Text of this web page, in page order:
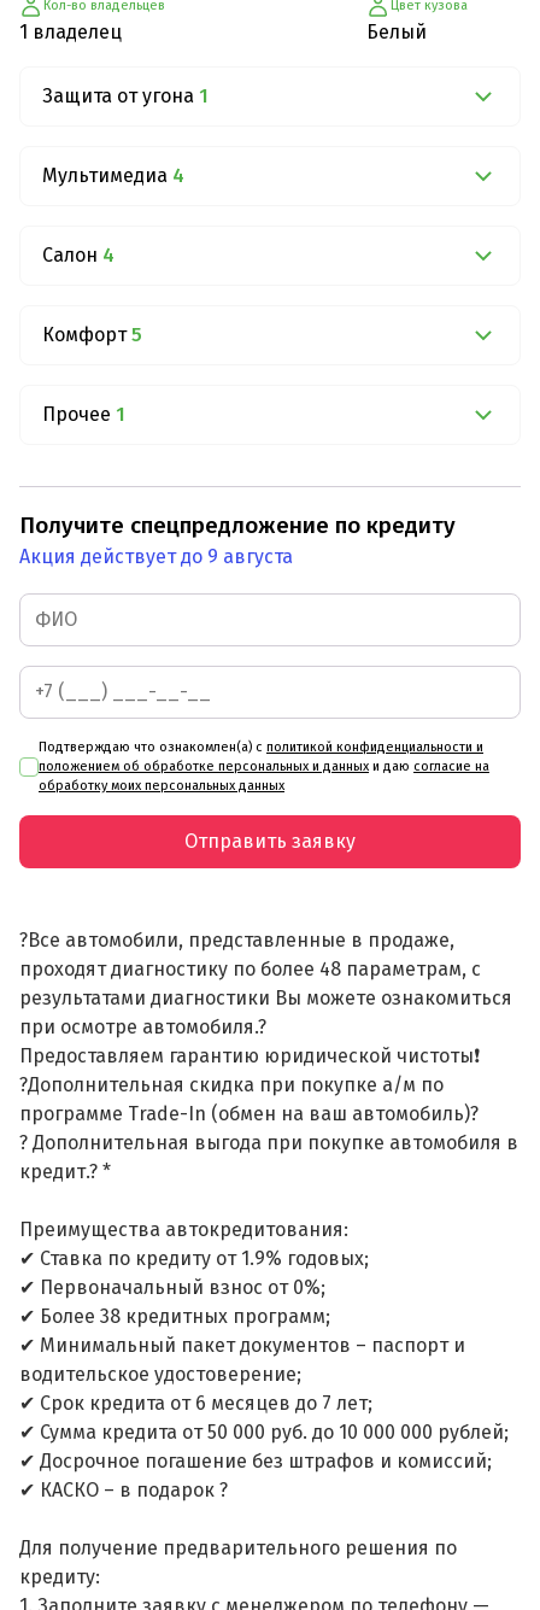
Кол-во владельцев
1 владелец
Цвет кузова
Белый
Защита от угона 1
Мультимедиа 4
Салон 4
Комфорт 5
Прочее 1
Получите спецпредложение по кредиту
Акция действует до 9 августа
Подтверждаю что ознакомлен(а) с политикой конфиденциальности и
положением об обработке персональных и данных и даю согласие на
обработку моих персональных данных
Отправить заявку
?Все автомобили, представленные в продаже,
проходят диагностику по более 48 параметрам, с
результатами диагностики Вы можете ознакомиться
при осмотре автомобиля.?
Предоставляем гарантию юридической чистоты❗
?Дополнительная скидка при покупке а/м по
программе Trade-In (обмен на ваш автомобиль)?
? Дополнительная выгода при покупке автомобиля в
кредит.? *
Преимущества автокредитования:
✔ Ставка по кредиту от 1.9% годовых;
✔ Первоначальный взнос от 0%;
✔ Более 38 кредитных программ;
✔ Минимальный пакет документов – паспорт и
водительское удостоверение;
✔ Срок кредита от 6 месяцев до 7 лет;
✔ Сумма кредита от 50 000 руб. до 10 000 000 рублей;
✔ Досрочное погашение без штрафов и комиссий;
✔ КАСКО – в подарок ?
Для получение предварительного решения по
кредиту: